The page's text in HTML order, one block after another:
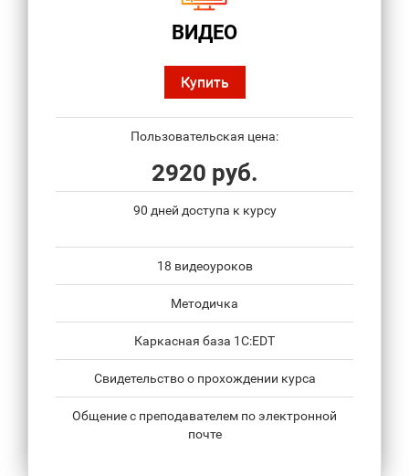
ВИДЕО
Купить
Пользовательская цена:
2920 руб.
90 дней доступа к курсу
18 видеоуроков
Методичка
Каркасная база 1С:EDT
Свидетельство о прохождении курса
Общение с преподавателем по электронной
почте